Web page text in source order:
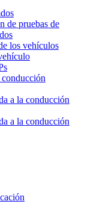
de pruebas de
los vehículos
conducción
a la conducción
a la conducción